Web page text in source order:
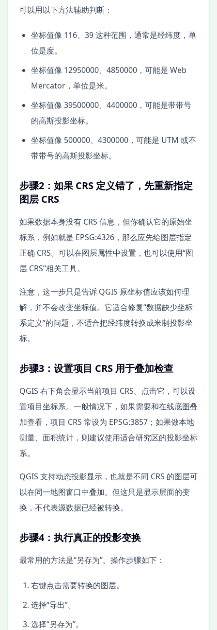
可以用以下方法辅助判断：
坐标值像 116、39 这种范围，通常是经纬度，单
位是度。
坐标值像 12950000、4850000，可能是 Web
Mercator，单位是米。
坐标值像 39500000、4400000，可能是带带号
的高斯投影坐标。
坐标值像 500000、4300000，可能是 UTM 或不
带带号的高斯投影坐标。
步骤2：如果 CRS 定义错了，先重新指定
图层 CRS
如果数据本身没有 CRS 信息，但你确认它的原始坐
标系，例如就是 EPSG:4326，那么应先给图层指定
正确 CRS。可以在图层属性中设置，也可以使用“图
层 CRS”相关工具。
注意，这一步只是告诉 QGIS 原坐标值应该如何理
解，并不会改变坐标值。它适合修复“数据缺少坐标
系定义”的问题，不适合把经纬度转换成米制投影坐
标。
步骤3：设置项目 CRS 用于叠加检查
QGIS 右下角会显示当前项目 CRS。点击它，可以设
置项目坐标系。一般情况下，如果需要和在线底图叠
加查看，项目 CRS 常设为 EPSG:3857；如果做本地
测量、面积统计，则建议使用适合研究区的投影坐标
系。
QGIS 支持动态投影显示，也就是不同 CRS 的图层可
以在同一地图窗口中叠加。但这只是显示层面的变
换，不代表源数据已经被转换。
步骤4：执行真正的投影变换
最常用的方法是“另存为”。操作步骤如下：
右键点击需要转换的图层。
选择“导出”。
选择“另存为”。